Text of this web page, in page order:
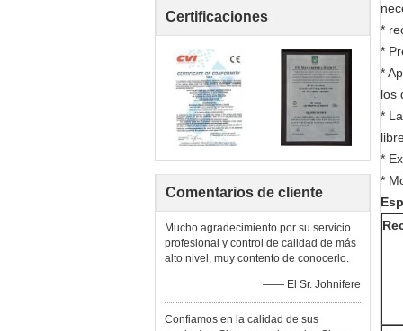
Certificaciones
Comentarios de cliente
Mucho agradecimiento por su servicio
profesional y control de calidad de más
alto nivel, muy contento de conocerlo.
—— El Sr. Johnifere
Confiamos en la calidad de sus
*
*
*
los
*
*
*